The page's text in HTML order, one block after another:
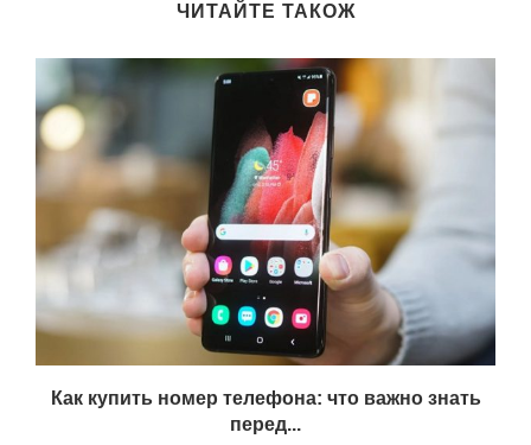
ЧИТАЙТЕ ТАКОЖ
Как купить номер телефона: что важно знать
перед...